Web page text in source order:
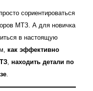
сориентироваться
МТЗ. А для новичка
в настоящую
как эффективно
, находить детали по
.